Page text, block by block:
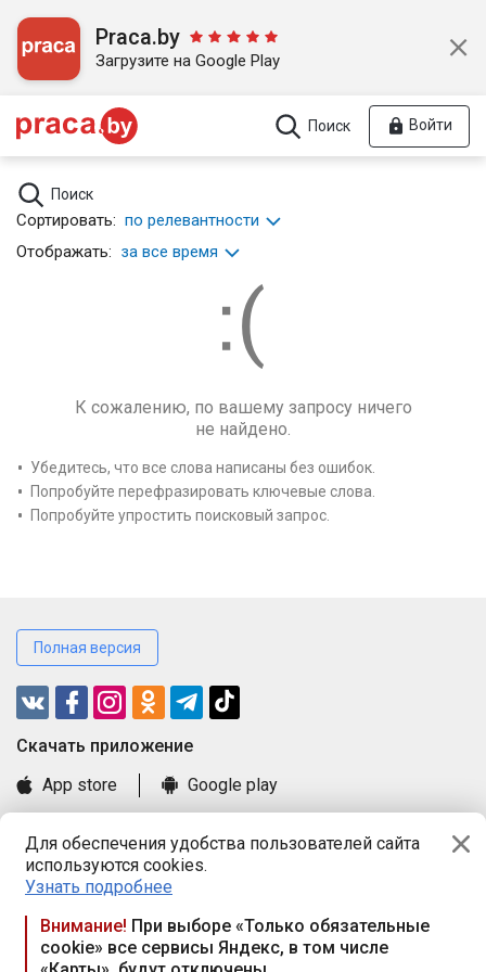
Для обеспечения удобства пользователей сайта
используются cookies.
Узнать подробнее
Внимание! При выборе «Только обязательные
cookie» все сервисы Яндекс, в том числе
Praca.by
Загрузите на Google Play
Поиск Войти
Поиск
Сортировать: по релевантности
Отображать: за все время
К сожалению, по вашему запросу ничего
не найдено.
Убедитесь, что все слова написаны без ошибок.
Попробуйте перефразировать ключевые слова.
Попробуйте упростить поисковый запрос.
Полная версия
Cкачать приложение
App store
Google play
Книга замечаний и предложений
Правила и документы
Praca.by © 2000—2026, ООО «ПРАЦА БАЙ»
Республика Беларусь, 220114, г. Минск, пр-т Независимости
117а, пом. № 9.